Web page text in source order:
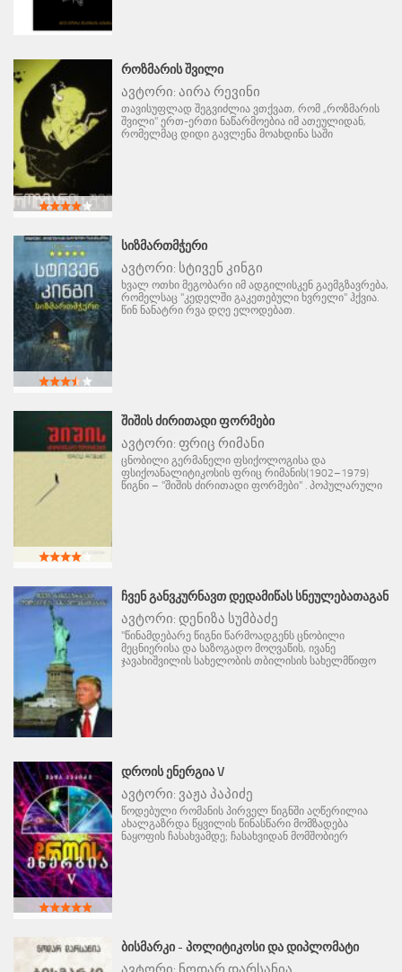
ᲠᲝᲖᲛᲐᲠᲘᲡ ᲨᲕᲘᲚᲘ
ავტორი: აირა რევინი
თავისუფლად შეგვიძლია ვთქვათ, რომ „როზმარის
შვილი" ერთ-ერთი ნაწარმოებია იმ ათეულიდან,
რომელმაც დიდი გავლენა მოახდინა საში
ᲡᲘᲖᲛᲐᲠᲗᲛᲭᲔᲠᲘ
ავტორი: სტივენ კინგი
ხვალ ოთხი მეგობარი იმ ადგილისკენ გაემგზავრება,
რომელსაც "კედელში გაკეთებული ხვრელი" ჰქვია.
წინ ნანატრი რვა დღე ელოდებათ.
ᲨᲘᲨᲘᲡ ᲫᲘᲠᲘᲗᲐᲓᲘ ᲤᲝᲠᲛᲔᲑᲘ
ავტორი: ფრიც რიმანი
ცნობილი გერმანელი ფსიქოლოგისა და
ფსიქოანალიტიკოსის ფრიც რიმანის(1902–1979)
წიგნი – "შიშის ძირითადი ფორმები" . პოპულარული
ᲩᲕᲔᲜ ᲒᲐᲜᲕᲙᲣᲠᲜᲐᲕᲗ ᲓᲔᲓᲐᲛᲘᲬᲐᲡ ᲡᲜᲔᲣᲚᲔᲑᲐᲗᲐᲒᲐᲜ
ავტორი: დენიზა სუმბაძე
"წინამდებარე წიგნი წარმოადგენს ცნობილი
მეცნიერისა და საზოგადო მოღვაწის, ივანე
ჯავახიშვილის სახელობის თბილისის სახელმწიფო
ᲓᲠᲝᲘᲡ ᲔᲜᲔᲠᲒᲘᲐ V
ავტორი: ვაჟა პაპიძე
წოდებული რომანის პირველ წიგნში აღწერილია
ახალგაზრდა წყვილის წინასწარი მომზადება
ნაყოფის ჩასახვამდე; ჩასახვიდან მომშობიერ
ᲑᲘᲡᲛᲐᲠᲙᲘ - ᲞᲝᲚᲘᲢᲘᲙᲝᲡᲘ ᲓᲐ ᲓᲘᲞᲚᲝᲛᲐᲢᲘ